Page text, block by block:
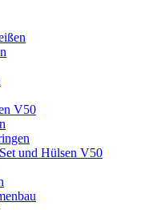
V50
und Hülsen V50